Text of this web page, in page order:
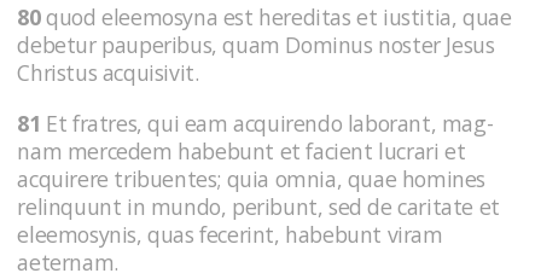
80quod eleemosyna est hereditas et iustitia, quae
debetur pauperibus, quam Dominus noster Jesus
Christus acquisivit.
81 Et fratres, qui eam acquirendo laborant, mag-
nam mercedem habebunt et facient lucrari et
acquirere tribuentes; quia omnia, quae homines
relinquunt in mundo, peribunt, sed de caritate et
eleemosynis, quas fecerint, habebunt viram
aeternam.